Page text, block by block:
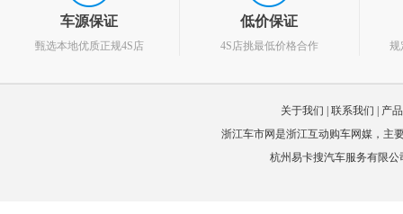
车源保证
甄选本地优质正规4S店
低价保证
4S店挑最低价格合作 规
关于我们 联系我们
产
浙江车市网是浙江互动购车网媒，主
杭州易卡搜汽车服务有限